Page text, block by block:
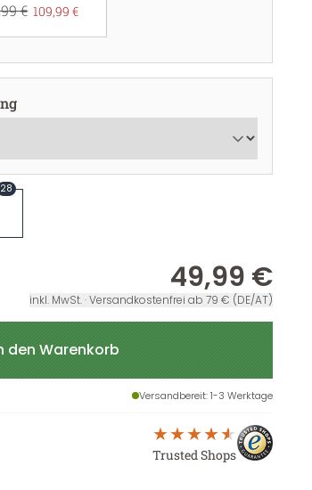
€ 109,99 €
28
49,99 €
inkl. MwSt. · Versandkostenfrei ab 79 € (DE/AT)
den Warenkorb
Versandbereit: 1-3 Werktage
Trusted Shops